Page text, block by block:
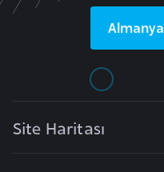
Almanya
Site Haritası
B
u